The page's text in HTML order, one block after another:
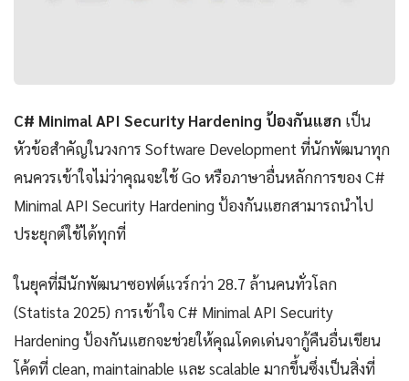
C# Minimal API Security Hardening ป้องกันแฮก เป็น
หัวข้อสำคัญในวงการ Software Development ที่นักพัฒนาทุก
คนควรเข้าใจไม่ว่าคุณจะใช้ Go หรือภาษาอื่นหลักการของ C#
Minimal API Security Hardening ป้องกันแฮกสามารถนำไป
ประยุกต์ใช้ได้ทุกที่
ในยุคที่มีนักพัฒนาซอฟต์แวร์กว่า 28.7 ล้านคนทั่วโลก
(Statista 2025) การเข้าใจ C# Minimal API Security
Hardening ป้องกันแฮกจะช่วยให้คุณโดดเด่นจากู้คืนอื่นเขียน
โค้ดที่ clean, maintainable และ scalable มากขึ้นซึ่งเป็นสิ่งที่